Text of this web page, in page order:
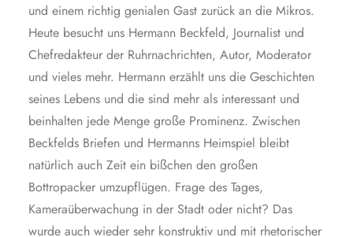
und einem richtig genialen Gast zurück an die Mikros.
Heute besucht uns Hermann Beckfeld, Journalist und
Chefredakteur der Ruhrnachrichten, Autor, Moderator
und vieles mehr. Hermann erzählt uns die Geschichten
seines Lebens und die sind mehr als interessant und
beinhalten jede Menge große Prominenz. Zwischen
Beckfelds Briefen und Hermanns Heimspiel bleibt
natürlich auch Zeit ein bißchen den großen
Bottropacker umzupflügen. Frage des Tages,
Kameraüberwachung in der Stadt oder nicht? Das
wurde auch wieder sehr konstruktiv und mit rhetorischer